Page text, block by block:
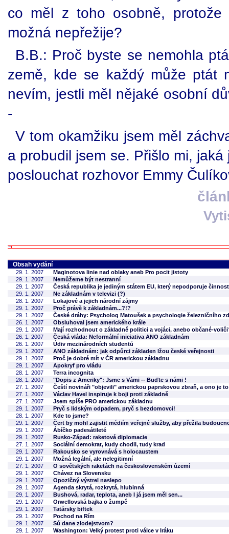
co měl z toho osobně,
možná nepřežije?
B.B.: Proč byste se nemohla
země, kde se každý může ptát
nevím, jestli měl nějaké osobní
-
V tom okamžiku jsem měl
a probudil jsem se. Přišlo mi,
poslouchat rozhovor Emmy
Obsah vydání
29. 1. 2007
Maginotova linie nad oblaky aneb Pro pocit jistoty
29. 1. 2007
Nemůžeme být nestranní
29. 1. 2007
Česká republika je jediným státem EU, který nepodporuje
29. 1. 2007
Ne základnám v televizi (?)
28. 1. 2007
Lokajové a jejich národní zájmy
29. 1. 2007
Proč právě k základnám...?!?
29. 1. 2007
České dráhy: Psycholog Matoušek a psychologie železničního
26. 1. 2007
Obsluhoval jsem amerického krále
29. 1. 2007
Mají rozhodnout o základně politici a vojáci, anebo občané-
26. 1. 2007
Česká vláda: Neformální iniciativa ANO základnám
26. 1. 2007
Údiv mezinárodních studentů
29. 1. 2007
ANO základnám: jak odpůrci základen lžou české veřejnosti
29. 1. 2007
Proč je dobré mít v ČR americkou základnu
29. 1. 2007
Apokryf pro vládu
28. 1. 2007
Terra incognita
28. 1. 2007
"Dopis z Ameriky": Jsme s Vámi -- Buďte s námi !
27. 1. 2007
Čeští novináři "objevili" americkou paprskovou zbraň, a ono je
27. 1. 2007
Václav Havel inspiruje k boji proti základně
27. 1. 2007
Jsem spíše PRO americkou základnu
29. 1. 2007
Pryč s lidským odpadem, pryč s bezdomovci!
28. 1. 2007
Kde to jsme?
29. 1. 2007
Čert by mohl zajistit médiím veřejné služby, aby přežila
29. 1. 2007
Ábíčko padesátileté
29. 1. 2007
Rusko-Západ: raketová diplomacie
27. 1. 2007
Sociální demokrat, kudy chodil, tudy krad
29. 1. 2007
Rakousko se vyrovnává s holocaustem
29. 1. 2007
Možná legální, ale nelegitimní
27. 1. 2007
O sovětských raketách na československém území
29. 1. 2007
Chávez na Slovensku
29. 1. 2007
Opozičný výstrel naslepo
29. 1. 2007
Agenda skrytá, rozkrytá, hlubinná
29. 1. 2007
Bushová, radar, teplota, aneb I já jsem měl sen...
29. 1. 2007
Orwellovská bajka o žumpě
29. 1. 2007
Tatársky biftek
29. 1. 2007
Pochod na Rím
29. 1. 2007
Sú dane zlodejstvom?
29. 1. 2007
Washington: Velký protest proti válce v Iráku